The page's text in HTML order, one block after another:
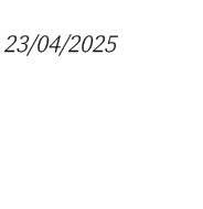
23/04/2025